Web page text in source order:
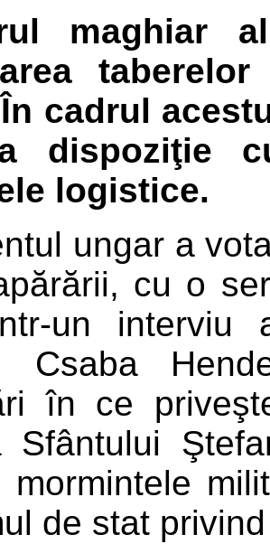
maghiar
cadrul
dispoziţie
logistice.
ungar a
cu o
un interviu
Csaba
în ce
Sfântului
mormintele
de stat